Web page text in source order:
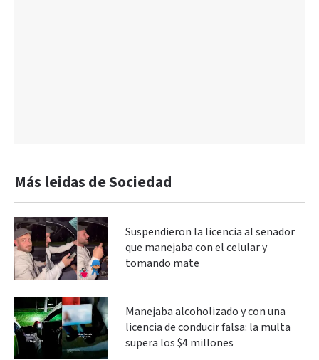
Más leidas de Sociedad
Suspendieron la licencia al senador
que manejaba con el celular y
tomando mate
Manejaba alcoholizado y con una
licencia de conducir falsa: la multa
supera los $4 millones